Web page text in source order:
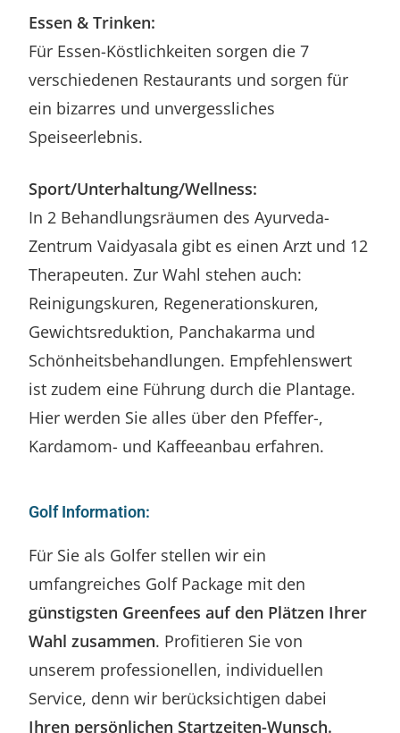
Essen & Trinken:
Für Essen-Köstlichkeiten sorgen die 7
verschiedenen Restaurants und sorgen für
ein bizarres und unvergessliches
Speiseerlebnis.
Sport/Unterhaltung/Wellness:
In 2 Behandlungsräumen des Ayurveda-
Zentrum Vaidyasala gibt es einen Arzt und 12
Therapeuten. Zur Wahl stehen auch:
Reinigungskuren, Regenerationskuren,
Gewichtsreduktion, Panchakarma und
Schönheitsbehandlungen. Empfehlenswert
ist zudem eine Führung durch die Plantage.
Hier werden Sie alles über den Pfeffer-,
Kardamom- und Kaffeeanbau erfahren.
Golf Information:
Für Sie als Golfer stellen wir ein
umfangreiches Golf Package mit den
günstigsten Greenfees auf den Plätzen Ihrer
Wahl zusammen. Profitieren Sie von
unserem professionellen, individuellen
Service, denn wir berücksichtigen dabei
Ihren persönlichen Startzeiten-Wunsch.